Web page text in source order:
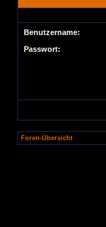
Benutzername:
Passwort:
Foren-Übersicht